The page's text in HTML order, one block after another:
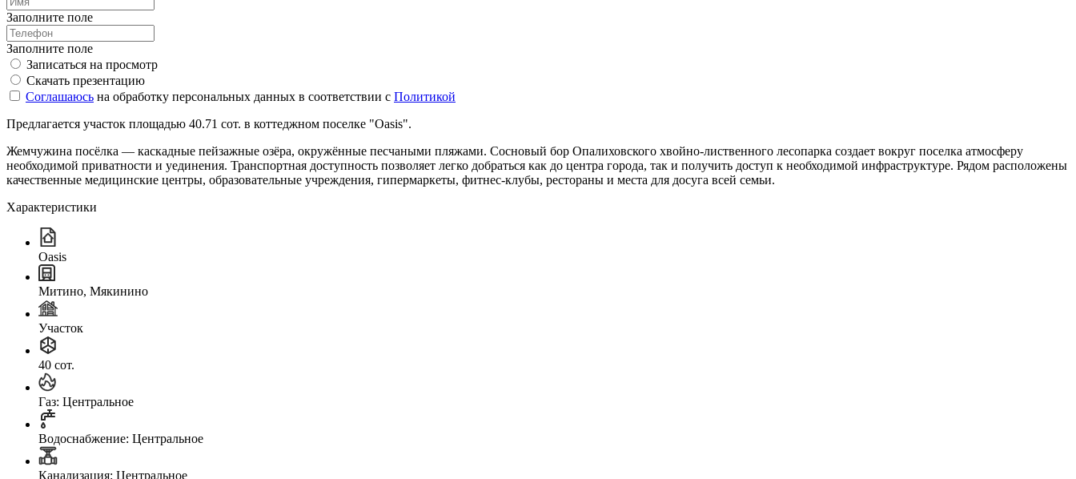
Заполните поле
Заполните поле
Записаться на просмотр
Скачать презентацию
Соглашаюсь на обработку персональных данных в соответствии с Политикой
Предлагается участок площадью 40.71 сот. в коттеджном поселке "Oasis".
Жемчужина посёлка — каскадные пейзажные озёра, окружённые песчаными пляжами. Сосновый бор Опалиховского хвойно-лиственного лесопарка создает вокруг поселка атмосферу
необходимой приватности и уединения. Транспортная доступность позволяет легко добраться как до центра города, так и получить доступ к необходимой инфраструктуре. Рядом расположены
качественные медицинские центры, образовательные учреждения, гипермаркеты, фитнес-клубы, рестораны и места для досуга всей семьи.
Характеристики
Oasis
Митино, Мякинино
Участок
40 сот.
Газ: Центральное
Водоснабжение: Центральное
Канализация: Центральное